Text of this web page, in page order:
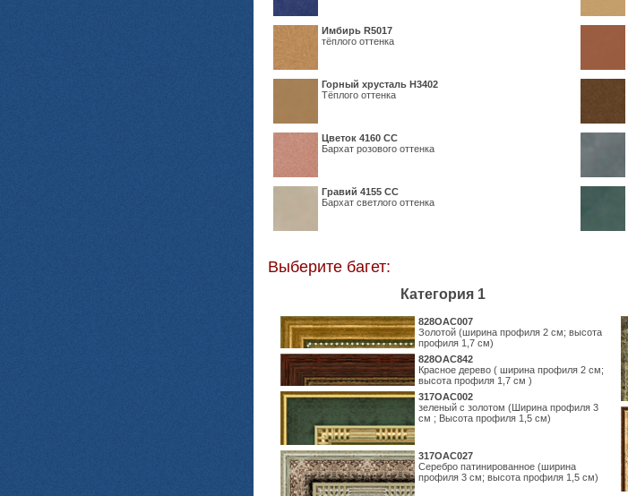
Имбирь R5017
тёплого оттенка
Горный хрусталь H3402
Тёплого оттенка
Цветок 4160 СС
Бархат розового оттенка
Гравий 4155 СС
Бархат светлого оттенка
Выберите багет:
Категория 1
828OAC007
Золотой (ширина профиля 2 см; высота
профиля 1,7 см)
828OAC842
Красное дерево ( ширина профиля 2 см;
высота профиля 1,7 см )
317OAC002
зеленый с золотом (Ширина профиля 3
см ; Высота профиля 1,5 см)
317OAC027
Серебро патинированное (ширина
профиля 3 см; высота профиля 1,5 см)